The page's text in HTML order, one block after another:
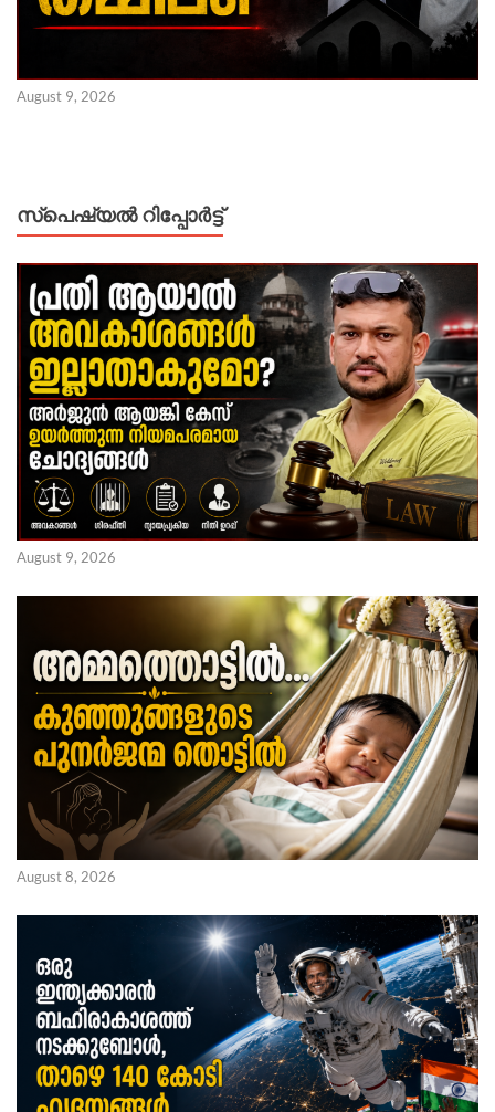
August 9, 2026
സ്പെഷ്യൽ റിപ്പോര്‍ട്ട്
August 9, 2026
August 8, 2026